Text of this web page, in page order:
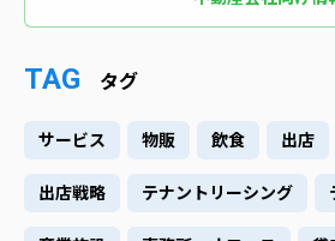
TAG タグ
サービス 物販 飲食 出店
出店戦略 テナントリーシング